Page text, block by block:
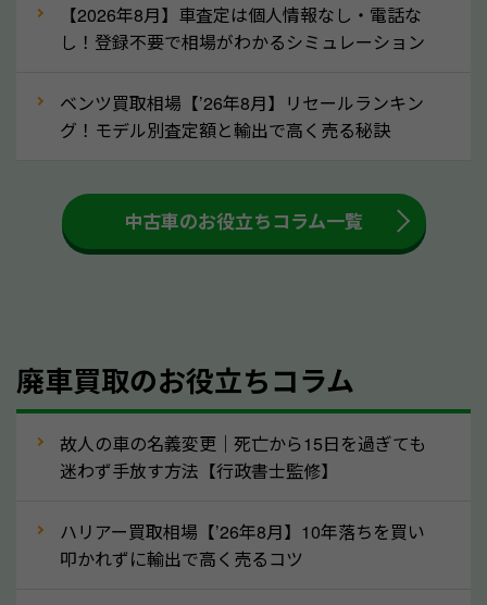
③自動車税の還付金の扱いについて確認し
車を廃車にすると、自動車税の還付金を受け取ること
付金をお客様に返還しない業者もあります。廃車査定
をする際には、自動車税の還付金の返還があるかどう
かを確認するようにしてください。三重県のソコカラ
人気の車種は廃車の状態でも、高価買取が可能です。
産車は高く買取が可能です。「廃車＝買取できない」
なら廃車の車も適正価格で買取できます。他社で買取
拒否となった車も価格がつく可能性があるので、諦め
【2026年8月】車査定は個人情報なし・電話な
し！登録不要で相場がわかるシミュレーション
ベンツ買取相場【’26年8月】リセールランキン
グ！モデル別査定額と輸出で高く売る秘訣
中古車のお役立ちコラム一覧
廃車買取のお役立ちコラム
故人の車の名義変更｜死亡から15日を過ぎても
迷わず手放す方法【行政書士監修】
ハリアー買取相場【’26年8月】10年落ちを買い
叩かれずに輸出で高く売るコツ